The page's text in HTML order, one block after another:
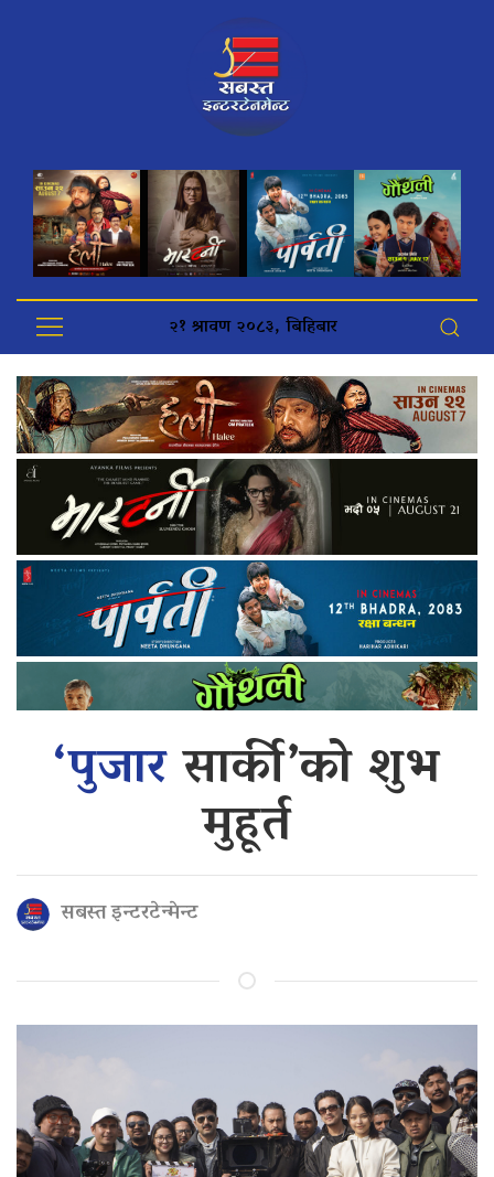
२१ श्रावण २०८३, बिहिबार
‘पुजारसार्की’को शुभ
मुहूर्त
सबस्त इन्टरटेन्मेन्ट